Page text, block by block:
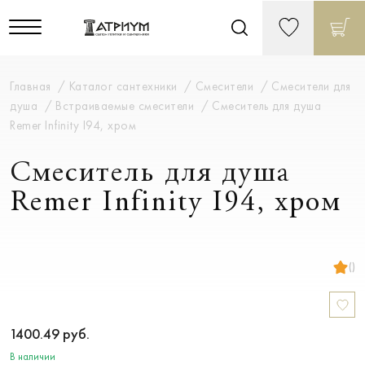
Главная Каталог сантехники Смесители
Смесители для
душа
Встраиваемые смесители
Смеситель для душа
Remer Infinity I94, хром
Смеситель для душа
Remer Infinity I94, хром
()
1400.49 руб.
В наличии